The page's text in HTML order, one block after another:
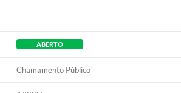
ABERTO
Chamamento Público